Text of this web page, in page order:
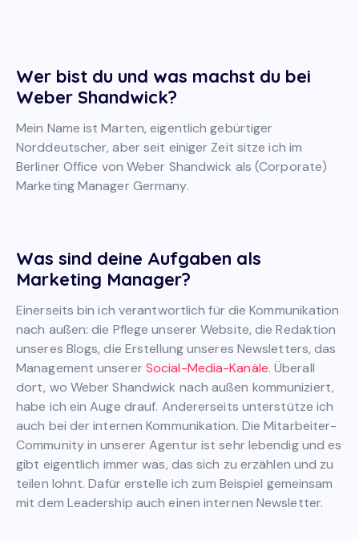
Wer bist du und was machst du bei
Weber Shandwick?
Mein Name ist Marten, eigentlich gebürtiger
Norddeutscher, aber seit einiger Zeit sitze ich im
Berliner Office von Weber Shandwick als (Corporate)
Marketing Manager Germany.
Was sind deine Aufgaben als
Marketing Manager?
Einerseits bin ich verantwortlich für die Kommunikation
nach außen: die Pflege unserer Website, die Redaktion
unseres Blogs, die Erstellung unseres Newsletters, das
Management unsererSocial-Media-Kanäle. Überall
dort, wo Weber Shandwick nach außen kommuniziert,
habe ich ein Auge drauf. Andererseits unterstütze ich
auch bei der internen Kommunikation. Die Mitarbeiter-
Community in unserer Agentur ist sehr lebendig und es
gibt eigentlich immer was, das sich zu erzählen und zu
teilen lohnt. Dafür erstelle ich zum Beispiel gemeinsam
mit dem Leadership auch einen internen Newsletter.